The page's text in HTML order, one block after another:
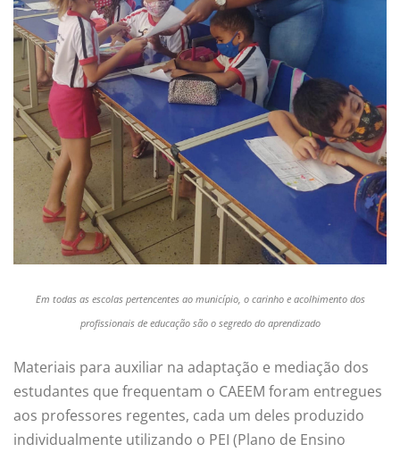
Em todas as escolas pertencentes ao município, o carinho e acolhimento dos
profissionais de educação são o segredo do aprendizado
Materiais para auxiliar na adaptação e mediação dos
estudantes que frequentam o CAEEM foram entregues
aos professores regentes, cada um deles produzido
individualmente utilizando o PEI (Plano de Ensino